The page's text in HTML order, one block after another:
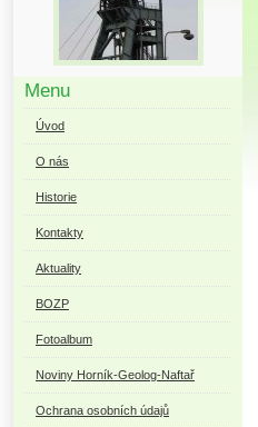
Menu
Úvod
O nás
Historie
Kontakty
Aktuality
BOZP
Fotoalbum
Noviny Horník-Geolog-Naftař
Ochrana osobních údajů